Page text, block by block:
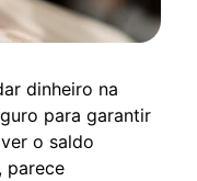
dinheiro na
para garantir
o saldo
parece